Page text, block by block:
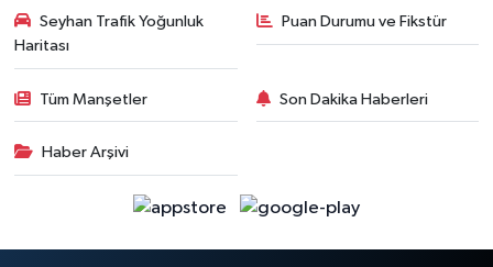
Seyhan Trafik Yoğunluk
Haritası
Puan Durumu ve Fikstür
Tüm Manşetler Son Dakika Haberleri
Haber Arşivi